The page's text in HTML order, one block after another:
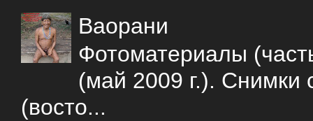
Ваорани
Фотоматериалы
(май 2009 г.). Снимки
(восто...